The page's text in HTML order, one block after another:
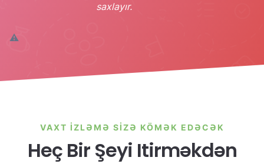
saxlayır.
VAXT İZLƏMƏ SIZƏ KÖMƏK EDƏCƏK
Heç Bir Şeyi Itirməkdən